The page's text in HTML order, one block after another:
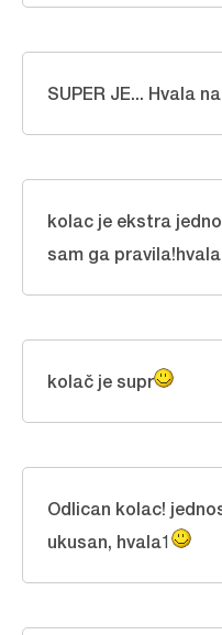
SUPER JE... Hvala
kolac je ekstra
sam ga
kolač je supr
Odlican kolac!
ukusan, hvala1